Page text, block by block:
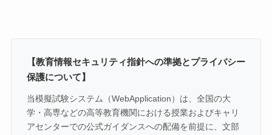
【教育情報セキュリティ指針への準拠とプライバシー
保護について】
当模擬試験システム（WebApplication）は、全国の大
学・高専などの高等教育機関における授業およびキャリ
アセンターでの公式ガイダンスへの配備を前提に、文部